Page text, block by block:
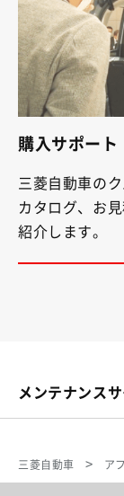
購入サポート
三菱自動車の
カタログ、お
紹介します。
メンテナンス
三菱自動車 ア